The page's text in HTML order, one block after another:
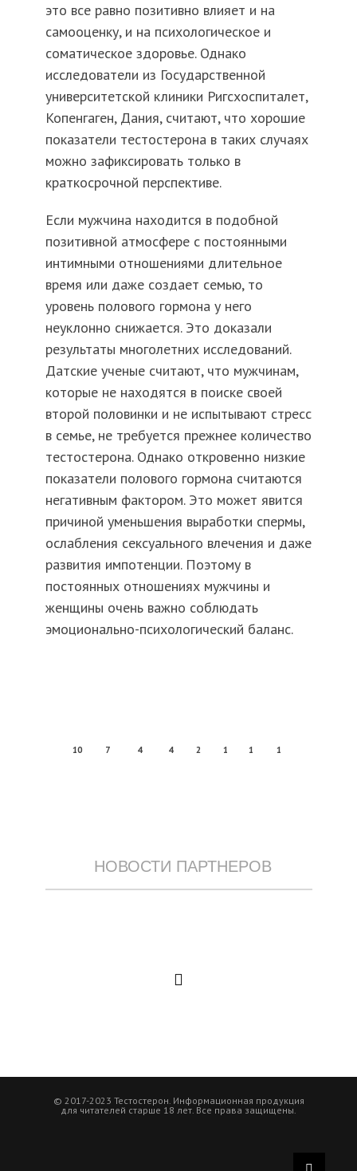
это все равно позитивно влияет и на
самооценку, и на психологическое и
соматическое здоровье. Однако
исследователи из Государственной
университетской клиники Ригсхоспиталет,
Копенгаген, Дания, считают, что хорошие
показатели тестостерона в таких случаях
можно зафиксировать только в
краткосрочной перспективе.
Если мужчина находится в подобной
позитивной атмосфере с постоянными
интимными отношениями длительное
время или даже создает семью, то
уровень полового гормона у него
неуклонно снижается. Это доказали
результаты многолетних исследований.
Датские ученые считают, что мужчинам,
которые не находятся в поиске своей
второй половинки и не испытывают стресс
в семье, не требуется прежнее количество
тестостерона. Однако откровенно низкие
показатели полового гормона считаются
негативным фактором. Это может явится
причиной уменьшения выработки спермы,
ослабления сексуального влечения и даже
развития импотенции. Поэтому в
постоянных отношениях мужчины и
женщины очень важно соблюдать
эмоционально-психологический баланс.
10 7 4 4 2 1 1 1
НОВОСТИ ПАРТНЕРОВ
© 2017-2023 Тестостерон. Информационная продукция
для читателей старше 18 лет. Все права защищены.